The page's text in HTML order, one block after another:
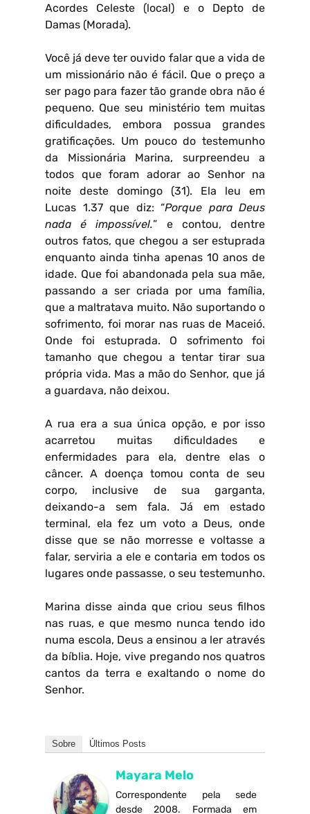
Acordes Celeste (local) e o Depto de
Damas (Morada).
Você já deve ter ouvido falar que a vida de
um missionário não é fácil. Que o preço a
ser pago para fazer tão grande obra não é
pequeno. Que seu ministério tem muitas
dificuldades, embora possua grandes
gratificações. Um pouco do testemunho
da Missionária Marina, surpreendeu a
todos que foram adorar ao Senhor na
noite deste domingo (31). Ela leu em
Lucas 1.37 que diz: “Porque para Deus
nada é impossível.” e contou, dentre
outros fatos, que chegou a ser estuprada
enquanto ainda tinha apenas 10 anos de
idade. Que foi abandonada pela sua mãe,
passando a ser criada por uma família,
que a maltratava muito. Não suportando o
sofrimento, foi morar nas ruas de Maceió.
Onde foi estuprada. O sofrimento foi
tamanho que chegou a tentar tirar sua
própria vida. Mas a mão do Senhor, que já
a guardava, não deixou.
A rua era a sua única opção, e por isso
acarretou muitas dificuldades e
enfermidades para ela, dentre elas o
câncer. A doença tomou conta de seu
corpo, inclusive de sua garganta,
deixando-a sem fala. Já em estado
terminal, ela fez um voto a Deus, onde
disse que se não morresse e voltasse a
falar, serviria a ele e contaria em todos os
lugares onde passasse, o seu testemunho.
Marina disse ainda que criou seus filhos
nas ruas, e que mesmo nunca tendo ido
numa escola, Deus a ensinou a ler através
da bíblia. Hoje, vive pregando nos quatros
cantos da terra e exaltando o nome do
Senhor.
Sobre Últimos Posts
Mayara Melo
Correspondente pela sede
desde 2008. Formada em